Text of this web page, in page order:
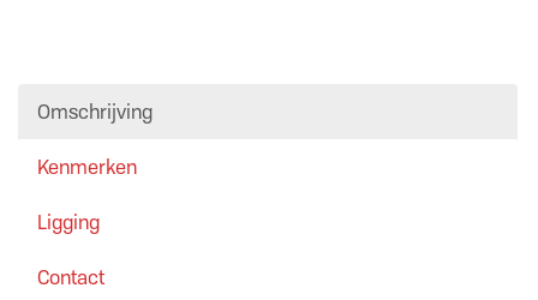
Omschrijving
Kenmerken
Ligging
Contact